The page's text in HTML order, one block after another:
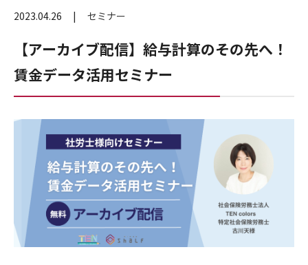
2023.04.26 セミナー
【アーカイブ配信】給与計算のその先へ！
賃金データ活用セミナー